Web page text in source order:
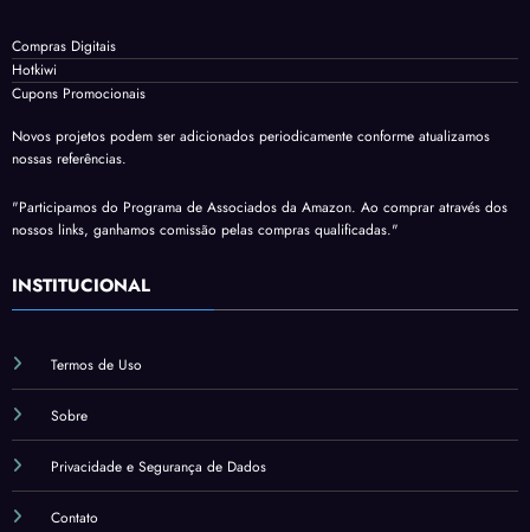
Compras Digitais
Hotkiwi
Cupons Promocionais
Novos projetos podem ser adicionados periodicamente conforme atualizamos
nossas referências.
"Participamos do Programa de Associados da Amazon. Ao comprar através dos
nossos links, ganhamos comissão pelas compras qualificadas."
INSTITUCIONAL
Termos de Uso
Sobre
Privacidade e Segurança de Dados
Contato